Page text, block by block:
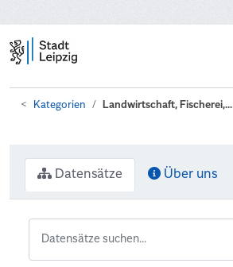
Kategorien Landwirtschaft, Fischerei,...
Datensätze Über uns